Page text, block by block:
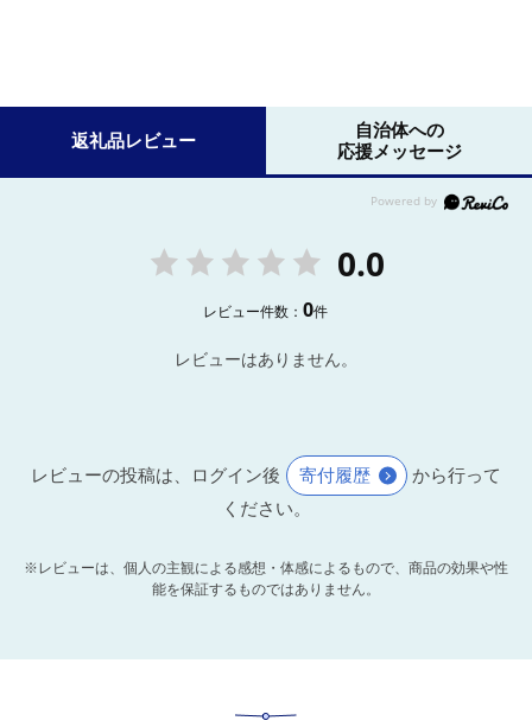
返礼品レビュー
自治体への
応援メッセージ
0.0
レビュー件数：0件
レビューはありません。
レビューの投稿は、ログイン後 寄付履歴
から行って
ください。
※レビューは、個人の主観による感想・体感によるもので、商品の効果や性
能を保証するものではありません。